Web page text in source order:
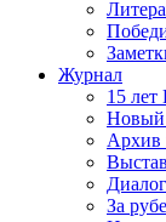
Журнал
15
Новый
Архив
За